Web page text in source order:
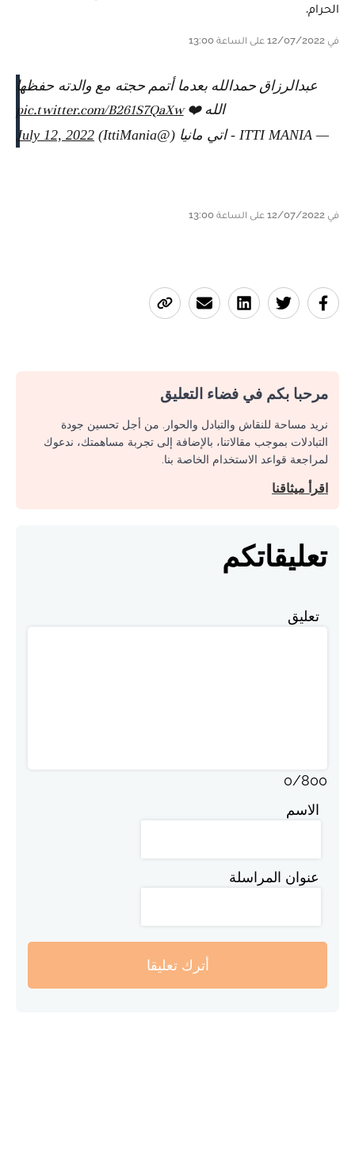
الحرام.
في 12/07/2022 على الساعة 13:00
عبدالرزاق حمدالله بعدما أتمم حجته مع والدته حفظها
الله ❤️pic.twitter.com/B261S7QaXw
— ITTI MANIA - اتي مانيا (@IttiMania) July 12, 2022
في 12/07/2022 على الساعة 13:00
مرحبا بكم في فضاء التعليق
نريد مساحة للنقاش والتبادل والحوار. من أجل تحسين جودة
التبادلات بموجب مقالاتنا، بالإضافة إلى تجربة مساهمتك، ندعوك
لمراجعة قواعد الاستخدام الخاصة بنا.
اقرأ ميثاقنا
تعليقاتكم
تعليق
0/800
الاسم
عنوان المراسلة
أترك تعليقا